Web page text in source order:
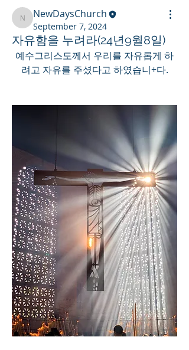
NewDaysChurch
NewDaysChurch
September 7, 2024
자유함을 누려라(24년9월8일)
예수그리스도께서 우리를 자유롭게 하
려고 자유를 주셨다고 하였습니+다.